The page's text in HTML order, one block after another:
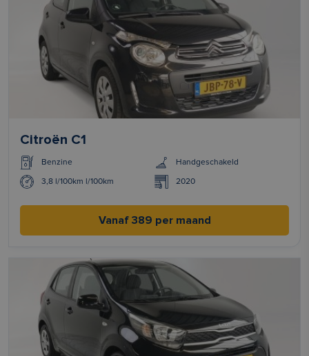
Citroën C1
Benzine Handgeschakeld
3,8 l/100km l/100km 2020
Vanaf 389 per maand